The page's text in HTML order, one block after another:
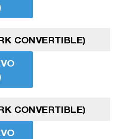
CONVERTIBLE)
CONVERTIBLE)